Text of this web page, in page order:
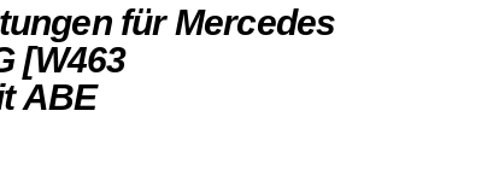
für Mercedes
[W463
ABE